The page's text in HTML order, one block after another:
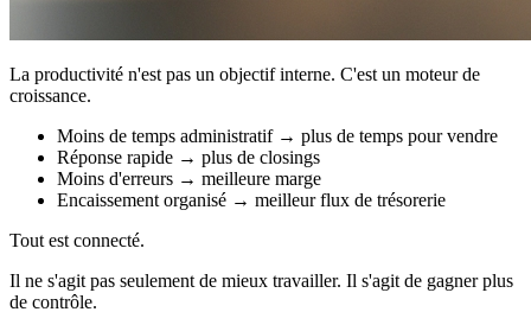
La productivité n'est pas un objectif interne. C'est un moteur de
croissance.
Moins de temps administratif → plus de temps pour vendre
Réponse rapide → plus de closings
Moins d'erreurs → meilleure marge
Encaissement organisé → meilleur flux de trésorerie
Tout est connecté.
Il ne s'agit pas seulement de mieux travailler. Il s'agit de gagner plus
de contrôle.